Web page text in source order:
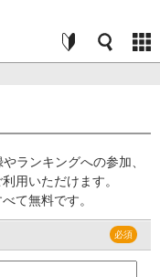
ランキングへの参加、
用いただけます。
て無料です。